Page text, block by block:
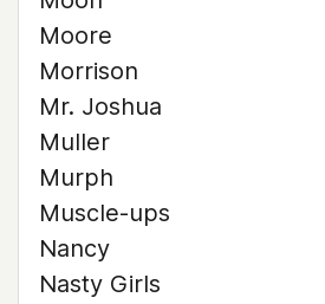
Moore
Morrison
Mr. Joshua
Muller
Murph
Muscle-ups
Nancy
Nasty Girls